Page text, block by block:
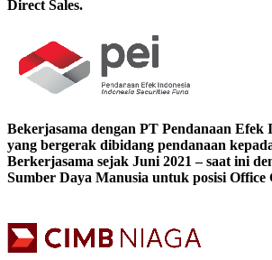
Direct Sales.
Bekerjasama dengan PT Pendanaan Efek
yang bergerak dibidang pendanaan
Berkerjasama sejak Juni 2021 – saat ini
Sumber Daya Manusia untuk posisi